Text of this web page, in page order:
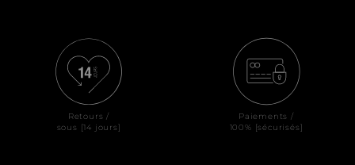
Retours /
sous [14 jours]
Paiements /
100% [sécurisés]